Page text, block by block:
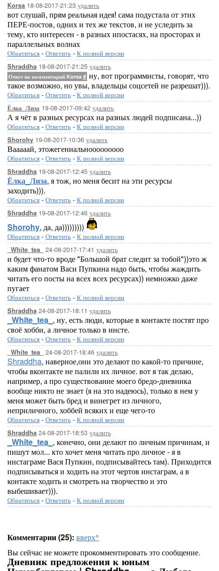
Korsa 18-08-2017-21:23 удалить
вот слушай, прям реальная идея! сама подустала от этих
ПЕРЕ-постов, одних и тех же текстов, и не уследить за
тему, кто интересен - в разных ипостасях, на просторах и
параллельных волнах
Обратиться - Ответить - К полной версии
Shraddha 18-08-2017-21:25 удалить
Ответ на комментарий Korsa # ну, вот программисты, говорят, что
такое возможно, но увы, владельцы соцсетей не разрешат))).
Обратиться - Ответить - К полной версии
Ёлка_Лиза 19-08-2017-09:42 удалить
А я чёт в разных ресурсах на разных людей подписана...))
Обратиться - Ответить - К полной версии
Shorohy 19-08-2017-10:36 удалить
Вааааай, этожегениальнооооооооо
Обратиться - Ответить - К полной версии
Shraddha 19-08-2017-12:45 удалить
Ёлка_Лиза, я тож, но меня бесит на эти ресурсы
заходить))).
Обратиться - Ответить - К полной версии
Shraddha 19-08-2017-12:46 удалить
Shorohy, да, да)))))))))
Обратиться - Ответить - К полной версии
_White_tea_ 24-08-2017-17:41 удалить
и будет что-то вроде "Большой брат следит за тобой"))это ж
каким фанатом Васи Пупкина надо быть, чтобы жаждить
читать его посты на всех всех ресурсах)) немножко даже
пугает
Обратиться - Ответить - К полной версии
Shraddha 24-08-2017-18:11 удалить
_White_tea_ , ну, есть люди, которые в контакте постят про
своё хобби, а личное только в инсте.
Обратиться - Ответить - К полной версии
_White_tea_ 24-08-2017-18:46 удалить
Shraddha, наверное,они это делают по какой-то причине,
чтобы вконтакте не палили их личное. вот я так делаю,
например, а про существование моего бредо-дневника
вообще никто не знает (я на это надеюсь), только в нем у
меня может быть бред и винегрет из личного,
неприличного, хоббей всяких и еще чего-то
Обратиться - Ответить - К полной версии
Shraddha 24-08-2017-18:53 удалить
_White_tea_ , конечно, они делают по личным причинам, и
пишут мол... кто хочет меня читать про личное - я в
инстаграме Вася Пупкин, подписывайтесь там). Приходится
подписываться и ходить на этот чертов инстаграм, а в
контакте ходить и смотреть на творчество и это
выбешивает))).
Обратиться - Ответить - К полной версии
Комментарии (25): вверх^
Вы сейчас не можете прокомментировать это сообщение.
Дневник предложения к юным